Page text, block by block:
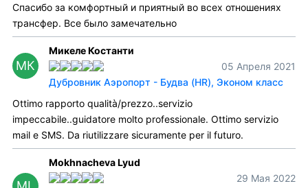
Спасибо за комфортный и приятный во всех отношениях
трансфер. Все было замечательно
МК
Микеле Костанти
05 Апреля 2021
Дубровник Аэропорт - Будва (HR), Эконом класс
Ottimo rapporto qualità/prezzo..servizio
impeccabile..guidatore molto professionale. Ottimo servizio
mail e SMS. Da riutilizzare sicuramente per il futuro.
Mokhnacheva Lyud
29 Мая 2022